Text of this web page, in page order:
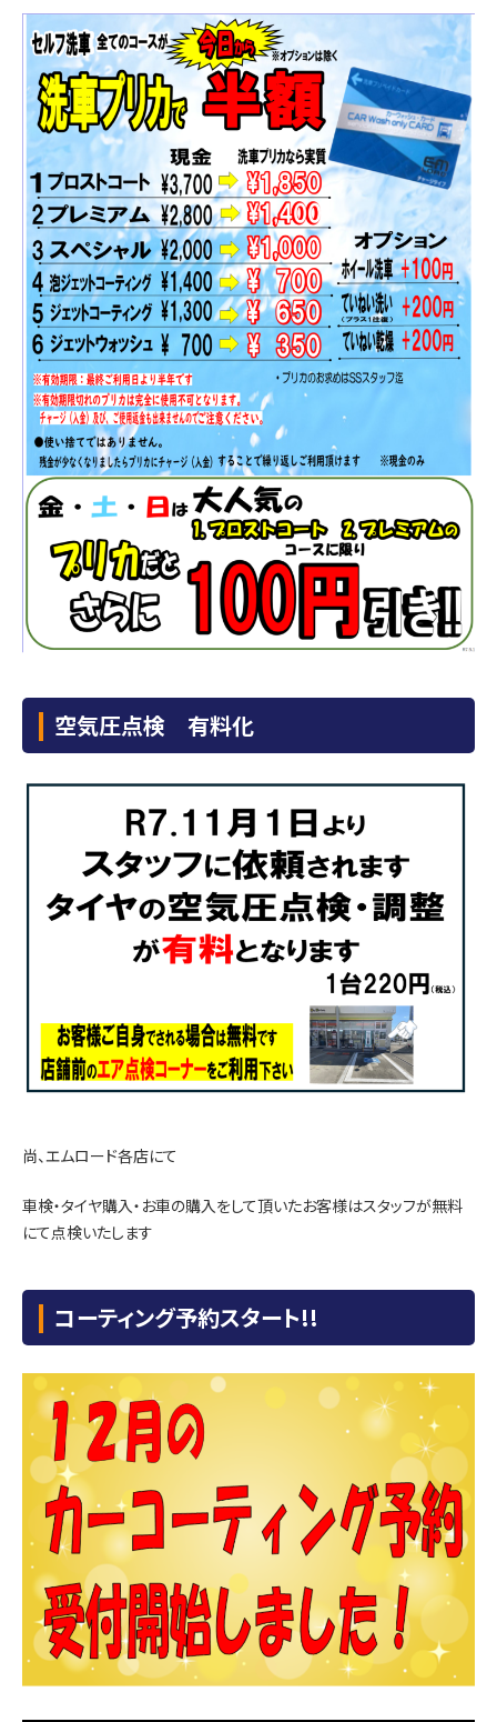
空気圧点検 有料化
尚、エムロード各店にて
車検・タイヤ購入・お車の購入をして頂いたお客様はスタッフが無料
にて点検いたします
コーティング予約スタート!!